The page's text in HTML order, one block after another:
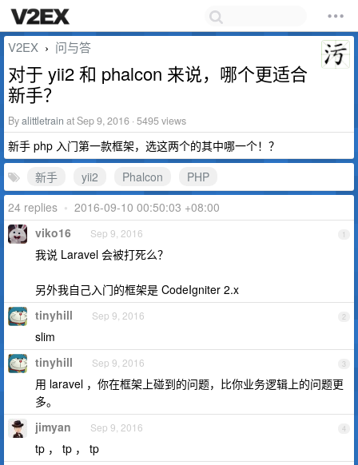
V2EX › 问与答
对于 yii2 和 phalcon 来说，哪个更适合
新手？
Byalittletrain at Sep 9, 2016 · 5495 views
新手 php 入门第一款框架，选这两个的其中哪一个！？
新手
yii2 Phalcon
PHP
24 replies • 2016-09-10 00:50:03 +08:00
1
viko16 Sep 9, 2016
我说 Laravel 会被打死么？
另外我自己入门的框架是 CodeIgniter 2.x
2
tinyhill Sep 9, 2016
slim
3
tinyhill Sep 9, 2016
用 laravel ，你在框架上碰到的问题，比你业务逻辑上的问题更
多。
4
jimyan Sep 9, 2016
tp ， tp ， tp